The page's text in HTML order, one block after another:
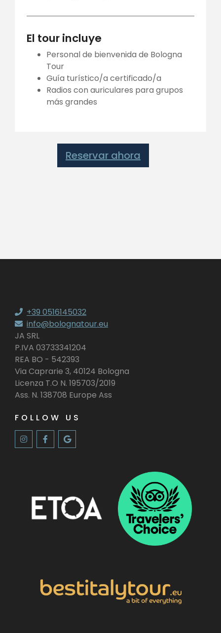
El tour incluye
Personal de bienvenida de Bologna
Tour
Guía turístico/a certificado/a
Radios con auriculares para grupos
más grandes
Reservar ahora
+39 0516145032
info@bolognatour.eu
JA SRL
P.IVA 03733341204
REA BO - 542393
Via Caprarie 3, 40124 Bologna
Licenza T.O N. 195703/2019
Ass. N. 138708 Europe Ass
FOLLOW US